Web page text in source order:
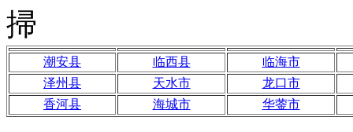
潮安县 临西县
临海市
泽州县
天水市
龙口市
香河县
海城市 华蓥市